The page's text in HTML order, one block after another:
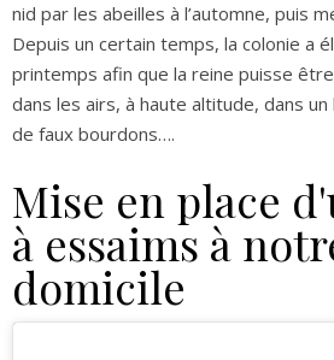
nid par les abeilles à l’automne, puis
Depuis un certain temps, la colonie a
printemps afin que la reine puisse
dans les airs, à haute altitude, dans
de faux bourdons….
Mise en place
à essaims à
domicile